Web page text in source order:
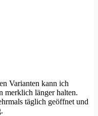
Varianten kann ich
merklich länger halten.
täglich geöffnet und